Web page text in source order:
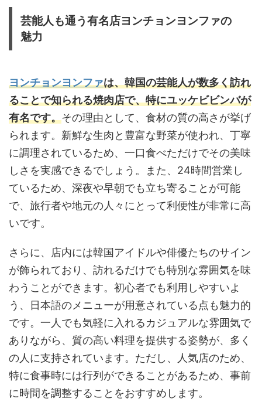
芸能人も通う有名店ヨンチョンヨンファの
魅力
ヨンチョンヨンファは、韓国の芸能人が数多く訪れ
ることで知られる焼肉店で、特にユッケビビンバが
有名です。その理由として、食材の質の高さが挙げ
られます。新鮮な生肉と豊富な野菜が使われ、丁寧
に調理されているため、一口食べただけでその美味
しさを実感できるでしょう。また、24時間営業し
ているため、深夜や早朝でも立ち寄ることが可能
で、旅行者や地元の人々にとって利便性が非常に高
いです。
さらに、店内には韓国アイドルや俳優たちのサイン
が飾られており、訪れるだけでも特別な雰囲気を味
わうことができます。初心者でも利用しやすいよ
う、日本語のメニューが用意されている点も魅力的
です。一人でも気軽に入れるカジュアルな雰囲気で
ありながら、質の高い料理を提供する姿勢が、多く
の人に支持されています。ただし、人気店のため、
特に食事時には行列ができることがあるため、事前
に時間を調整することをおすすめします。